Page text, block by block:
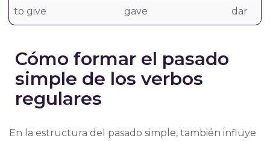
to give gave dar
Cómo formar el pasado
simple de los verbos
regulares
En la estructura del pasado simple, también influye